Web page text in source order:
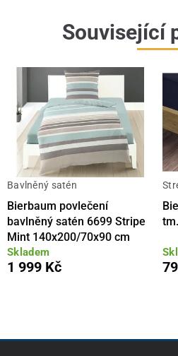
Související
Bavlněný satén
Bierbaum povlečení
bavlněný satén 6699 Stripe
Mint 140x200/70x90 cm
Skladem
1 999 Kč